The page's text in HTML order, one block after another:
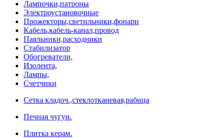
Лампочки,патроны
Электроустановочные
Прожекторы,светильники,фонари
Кабель,кабель-канал,провод
Паяльники,расходники
Стабилизатор
Обогреватели,
Изолента,
Лампы,
Счетчики
Сетка кладоч.,стеклотканевая,рабица
Печная чугун.
Плитка керам.